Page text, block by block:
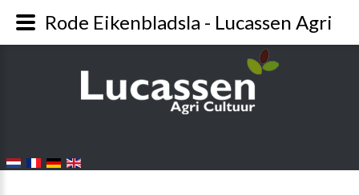
Rode Eikenbladsla - Lucassen Agri